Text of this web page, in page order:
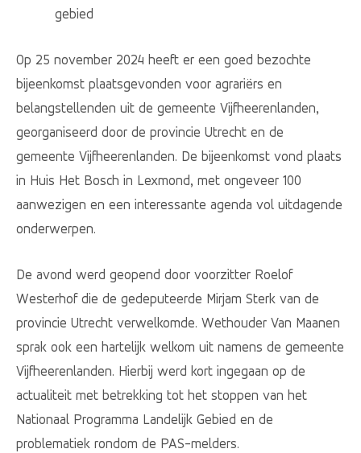
gebied
Op 25 november 2024 heeft er een goed bezochte
bijeenkomst plaatsgevonden voor agrariërs en
belangstellenden uit de gemeente Vijfheerenlanden,
georganiseerd door de provincie Utrecht en de
gemeente Vijfheerenlanden. De bijeenkomst vond plaats
in Huis Het Bosch in Lexmond, met ongeveer 100
aanwezigen en een interessante agenda vol uitdagende
onderwerpen.
De avond werd geopend door voorzitter Roelof
Westerhof die de gedeputeerde Mirjam Sterk van de
provincie Utrecht verwelkomde. Wethouder Van Maanen
sprak ook een hartelijk welkom uit namens de gemeente
Vijfheerenlanden. Hierbij werd kort ingegaan op de
actualiteit met betrekking tot het stoppen van het
Nationaal Programma Landelijk Gebied en de
problematiek rondom de PAS-melders.